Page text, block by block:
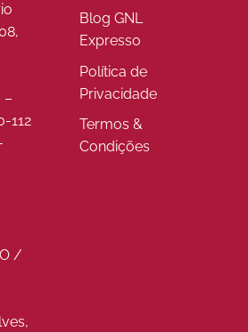
–
112
/
Blog GNL
Expresso
Política de
Privacidade
Termos &
Condições